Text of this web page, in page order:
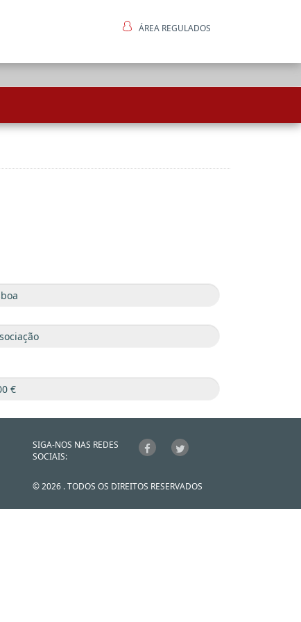
ÁREA REGULADOS
SIGA-NOS NAS REDES
SOCIAIS:
© 2026 . TODOS OS DIREITOS RESERVADOS